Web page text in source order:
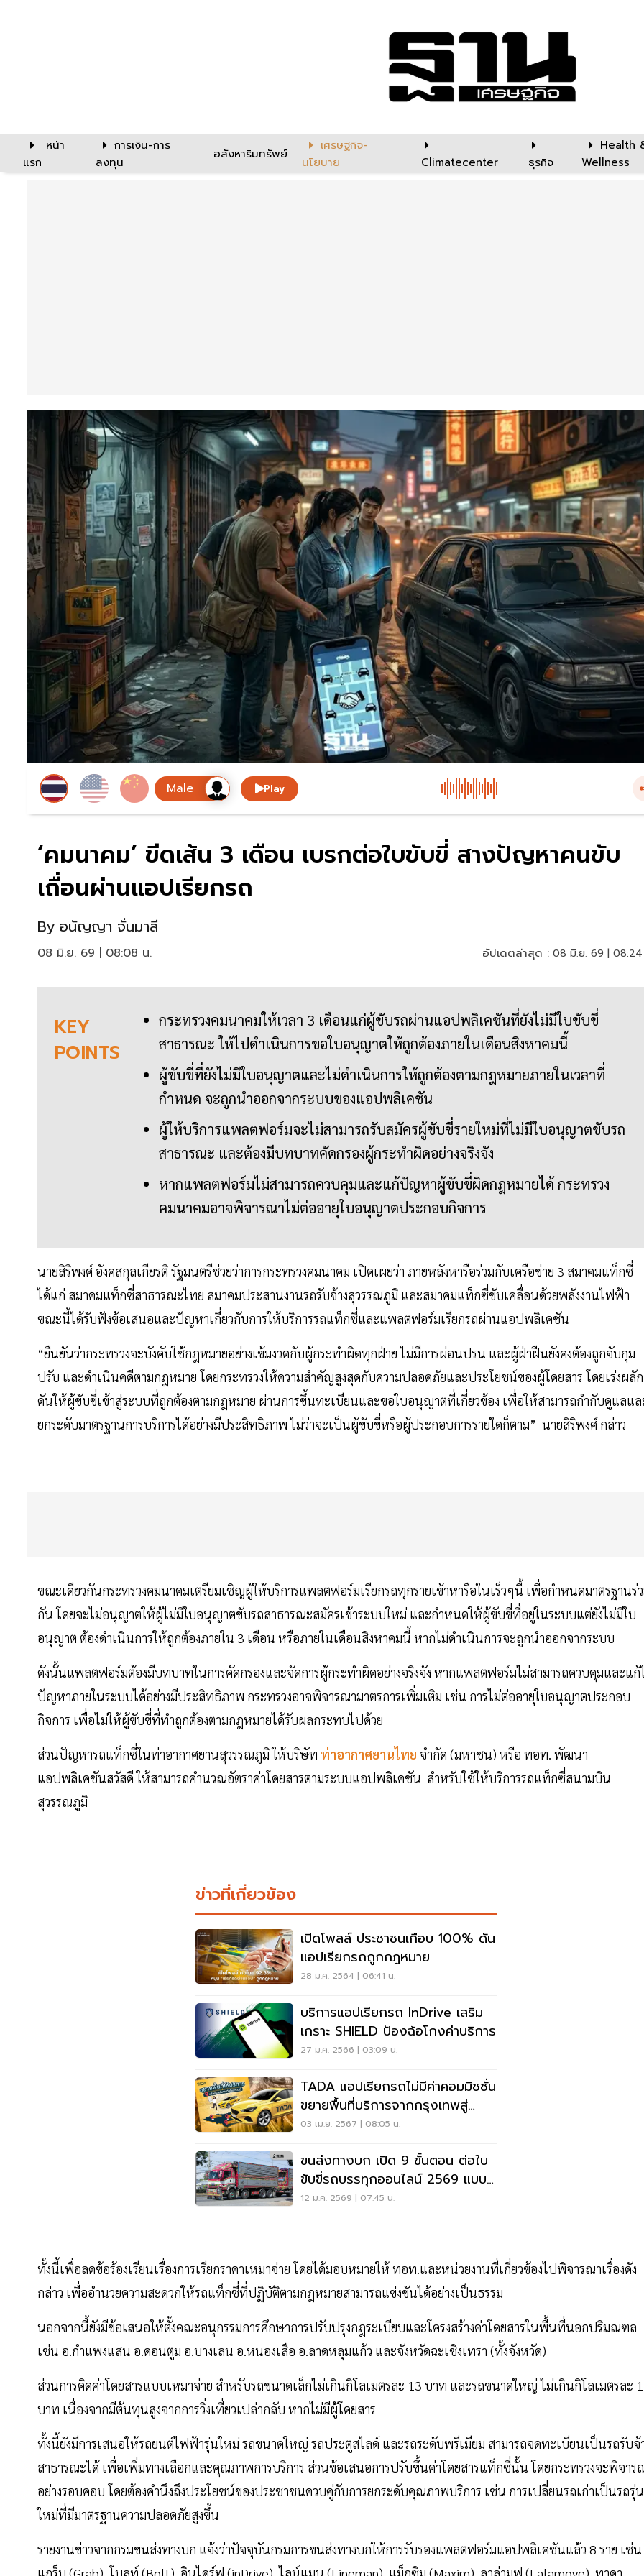
หน้า
แรก
การเงิน-การ
ลงทุน
อสังหาริมทรัพย์
เศรษฐกิจ-
นโยบาย
Climatecenter ธุรกิจ
Health
Wellness
Play
‘คมนาคม’ ขีดเส้น 3 เดือน เบรกต่อใบขับขี่ สางปัญหาคนขับ
เถื่อนผ่านแอปเรียกรถ
By อนัญญา จั่นมาลี
08 มิ.ย. 69 | 08:08 น. อัปเดตล่าสุด : 08 มิ.ย. 69 |
KEY
POINTS
กระทรวงคมนาคมให้เวลา 3 เดือนแก่ผู้ขับรถผ่านแอปพลิเคชันที่ยังไม่มีใบขับขี่
สาธารณะ ให้ไปดำเนินการขอใบอนุญาตให้ถูกต้องภายในเดือนสิงหาคมนี้
ผู้ขับขี่ที่ยังไม่มีใบอนุญาตและไม่ดำเนินการให้ถูกต้องตามกฎหมายภายในเวลาที่
กำหนด จะถูกนำออกจากระบบของแอปพลิเคชัน
ผู้ให้บริการแพลตฟอร์มจะไม่สามารถรับสมัครผู้ขับขี่รายใหม่ที่ไม่มีใบอนุญาตขับรถ
สาธารณะ และต้องมีบทบาทคัดกรองผู้กระทำผิดอย่างจริงจัง
หากแพลตฟอร์มไม่สามารถควบคุมและแก้ปัญหาผู้ขับขี่ผิดกฎหมายได้ กระทรวง
คมนาคมอาจพิจารณาไม่ต่ออายุใบอนุญาตประกอบกิจการ
นายสิริพงศ์ อังคสกุลเกียรติ รัฐมนตรีช่วยว่าการกระทรวงคมนาคม เปิดเผยว่า ภายหลังหารือร่วมกับเครือข่าย 3 สมาคมแท็กซี่
ได้แก่ สมาคมแท็กซี่สาธารณะไทย สมาคมประสานงานรถรับจ้างสุวรรณภูมิ และสมาคมแท็กซี่ขับเคลื่อนด้วยพลังงานไฟฟ้า
ขณะนี้ได้รับฟังข้อเสนอและปัญหาเกี่ยวกับการให้บริการรถแท็กซี่และแพลตฟอร์มเรียกรถผ่านแอปพลิเคชัน
“ยืนยันว่ากระทรวงจะบังคับใช้กฎหมายอย่างเข้มงวดกับผู้กระทำผิดทุกฝ่าย ไม่มีการผ่อนปรน และผู้ฝ่าฝืนยังคงต้องถูกจับกุม
ปรับ และดำเนินคดีตามกฎหมาย โดยกระทรวงให้ความสำคัญสูงสุดกับความปลอดภัยและประโยชน์ของผู้โดยสาร โดยเร่งผลัก
ดันให้ผู้ขับขี่เข้าสู่ระบบที่ถูกต้องตามกฎหมาย ผ่านการขึ้นทะเบียนและขอใบอนุญาตที่เกี่ยวข้อง เพื่อให้สามารถกำกับดูแลแ
ยกระดับมาตรฐานการบริการได้อย่างมีประสิทธิภาพ ไม่ว่าจะเป็นผู้ขับขี่หรือผู้ประกอบการรายใดก็ตาม” นายสิริพงศ์ กล่าว
ขณะเดียวกันกระทรวงคมนาคมเตรียมเชิญผู้ให้บริการแพลตฟอร์มเรียกรถทุกรายเข้าหารือในเร็วๆนี้ เพื่อกำหนดมาตรฐานร่
กัน โดยจะไม่อนุญาตให้ผู้ไม่มีใบอนุญาตขับรถสาธารณะสมัครเข้าระบบใหม่ และกำหนดให้ผู้ขับขี่ที่อยู่ในระบบแต่ยังไม่มีใบ
อนุญาต ต้องดำเนินการให้ถูกต้องภายใน 3 เดือน หรือภายในเดือนสิงหาคมนี้ หากไม่ดำเนินการจะถูกนำออกจากระบบ
ดังนั้นแพลตฟอร์มต้องมีบทบาทในการคัดกรองและจัดการผู้กระทำผิดอย่างจริงจัง หากแพลตฟอร์มไม่สามารถควบคุมและแก้
ปัญหาภายในระบบได้อย่างมีประสิทธิภาพ กระทรวงอาจพิจารณามาตรการเพิ่มเติม เช่น การไม่ต่ออายุใบอนุญาตประกอบ
กิจการ เพื่อไม่ให้ผู้ขับขี่ที่ทำถูกต้องตามกฎหมายได้รับผลกระทบไปด้วย
ส่วนปัญหารถแท็กซี่ในท่าอากาศยานสุวรรณภูมิ ให้บริษัท ท่าอากาศยานไทย จำกัด (มหาชน) หรือ ทอท. พัฒนา
แอปพลิเคชันสวัสดี ให้สามารถคำนวณอัตราค่าโดยสารตามระบบแอปพลิเคชัน สำหรับใช้ให้บริการรถแท็กซี่สนามบิน
สุวรรณภูมิ
ข่าวที่เกี่ยวข้อง
เปิดโพลล์ ประชาชนเกือบ 100% ดัน
แอปเรียกรถถูกกฎหมาย
28 ม.ค. 2564 | 06:41 น.
บริการแอปเรียกรถ InDrive เสริม
เกราะ SHIELD ป้องฉ้อโกงค่าบริการ
27 ม.ค. 2566 | 03:09 น.
TADA แอปเรียกรถไม่มีค่าคอมมิชชั่น
ขยายพื้นที่บริการจากกรุงเทพสู่
ปริมณฑล
03 เม.ย. 2567 | 08:05 น.
ขนส่งทางบก เปิด 9 ขั้นตอน ต่อใบ
ขับขี่รถบรรทุกออนไลน์ 2569 แบบ
ง่าย
12 ม.ค. 2569 | 07:45 น.
ทั้งนี้เพื่อลดข้อร้องเรียนเรื่องการเรียกราคาเหมาจ่าย โดยได้มอบหมายให้ ทอท.และหน่วยงานที่เกี่ยวข้องไปพิจารณาเรื่องดัง
กล่าว เพื่ออำนวยความสะดวกให้รถแท็กซี่ที่ปฏิบัติตามกฎหมายสามารถแข่งขันได้อย่างเป็นธรรม
นอกจากนี้ยังมีข้อเสนอให้ตั้งคณะอนุกรรมการศึกษาการปรับปรุงกฎระเบียบและโครงสร้างค่าโดยสารในพื้นที่นอกปริมณฑล
เช่น อ.กำแพงแสน อ.ดอนตูม อ.บางเลน อ.หนองเสือ อ.ลาดหลุมแก้ว และจังหวัดฉะเชิงเทรา (ทั้งจังหวัด)
ส่วนการคิดค่าโดยสารแบบเหมาจ่าย สำหรับรถขนาดเล็กไม่เกินกิโลเมตรละ 13 บาท และรถขนาดใหญ่ ไม่เกินกิโลเมตรละ
บาท เนื่องจากมีต้นทุนสูงจากการวิ่งเที่ยวเปล่ากลับ หากไม่มีผู้โดยสาร
ทั้งนี้ยังมีการเสนอให้รถยนต์ไฟฟ้ารุ่นใหม่ รถขนาดใหญ่ รถประตูสไลด์ และรถระดับพรีเมียม สามารถจดทะเบียนเป็นรถรับจ้
สาธารณะได้ เพื่อเพิ่มทางเลือกและคุณภาพการบริการ ส่วนข้อเสนอการปรับขึ้นค่าโดยสารแท็กซี่นั้น โดยกระทรวงจะพิจาร
อย่างรอบคอบ โดยต้องคำนึงถึงประโยชน์ของประชาชนควบคู่กับการยกระดับคุณภาพบริการ เช่น การเปลี่ยนรถเก่าเป็นรถรุ่น
ใหม่ที่มีมาตรฐานความปลอดภัยสูงขึ้น
รายงานข่าวจากกรมขนส่งทางบก แจ้งว่าปัจจุบันกรมการขนส่งทางบกให้การรับรองแพลตฟอร์มแอปพลิเคชันแล้ว 8 ราย เช่น